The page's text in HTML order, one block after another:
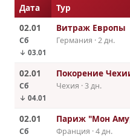
Дата Тур
02.01
Сб
↓ 03.01
Витраж Европы
Германия · 2 дн.
02.01
Сб
↓ 04.01
Покорение
Чехия · 3 дн.
02.01
Сб
Париж "Мон
Франция · 4 дн.